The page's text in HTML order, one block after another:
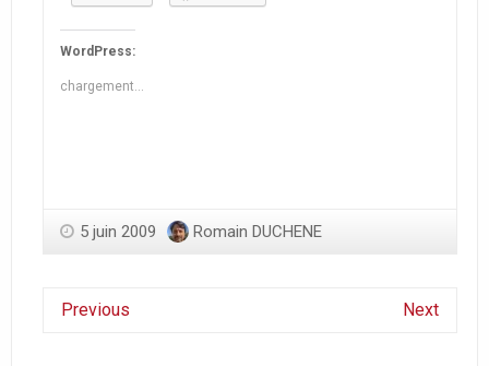
WordPress:
chargement…
5 juin 2009 Romain DUCHENE
Previous Next